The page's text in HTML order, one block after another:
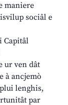
maniere
sociâl e
Capitâl
ur ven dât
à ancjemò
lenghis,
par